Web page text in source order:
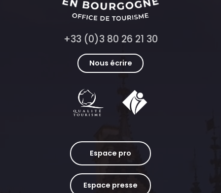
+33 (0)3 80 26 21 30
Nous écrire
Espace pro
Espace presse